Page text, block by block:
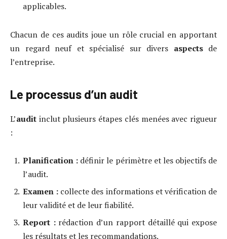
applicables.
Chacun de ces audits joue un rôle crucial en apportant
un regard neuf et spécialisé sur divers aspectsde
l’entreprise.
Le processus d’un audit
L’audit inclut plusieurs étapes clés menées avec rigueur
:
Planification : définir le périmètre et les objectifs de
l’audit.
Examen : collecte des informations et vérification de
leur validité et de leur fiabilité.
Report :rédaction d’un rapport détaillé qui expose
les résultats et les recommandations.